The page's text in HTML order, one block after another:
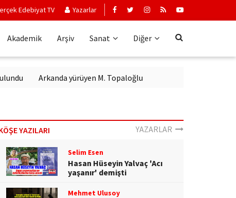
Edebiyat TV Yazarlar
Akademik Arşiv Sanat Diğer
Arkanda yürüyen M. Topaloğlu
YAZILARI YAZARLAR
Selim Esen
Hasan Hüseyin Yalvaç 'Acı
yaşanır' demişti
Mehmet Ulusoy